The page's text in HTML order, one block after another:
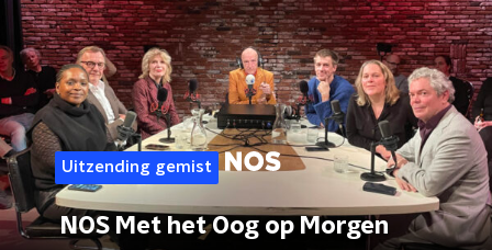
Uitzending gemist
NOS Met het Oog op Morgen